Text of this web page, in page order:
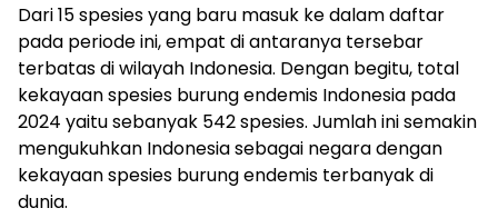
Dari 15 spesies yang baru masuk ke dalam daftar
pada periode ini, empat di antaranya tersebar
terbatas di wilayah Indonesia. Dengan begitu, total
kekayaan spesies burung endemis Indonesia pada
2024 yaitu sebanyak 542 spesies. Jumlah ini semakin
mengukuhkan Indonesia sebagai negara dengan
kekayaan spesies burung endemis terbanyak di
dunia.